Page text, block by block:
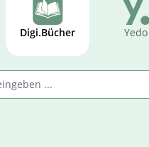
Digi.Bücher Yedo